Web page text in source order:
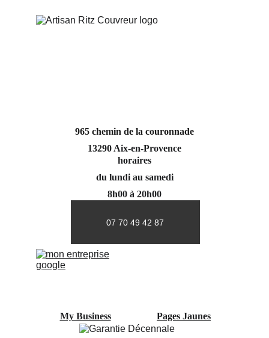
07 70 49 42 87
965 chemin de la couronnade
13290 Aix-en-Provence
horaires
du lundi au samedi
8h00 à 20h00
My Business Pages Jaunes